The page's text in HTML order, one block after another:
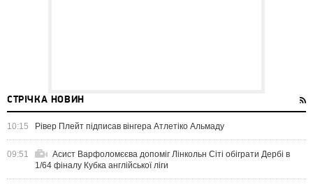
СТРІЧКА НОВИН
10:15 Рівер Плейт підписав вінгера Атлетіко Альмаду
09:51
Асист Варфоломєєва допоміг Лінкольн Сіті обіграти Дербі в
1/64 фіналу Кубка англійської ліги